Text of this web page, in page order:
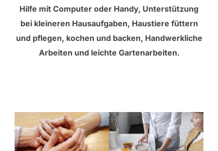
Hilfe mit Computer oder Handy, Unterstützung
bei kleineren Hausaufgaben, Haustiere füttern
und pflegen, kochen und backen, Handwerkliche
Arbeiten und leichte Gartenarbeiten.